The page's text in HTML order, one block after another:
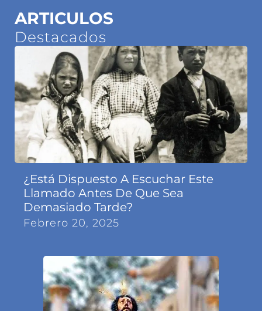
ARTICULOS
Destacados
¿Está Dispuesto A Escuchar Este
Llamado Antes De Que Sea
Demasiado Tarde?
Febrero 20, 2025